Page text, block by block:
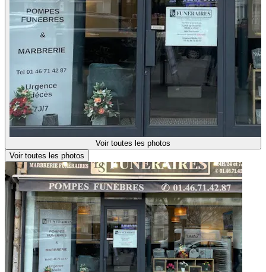
Voir toutes les photos
Voir toutes les photos